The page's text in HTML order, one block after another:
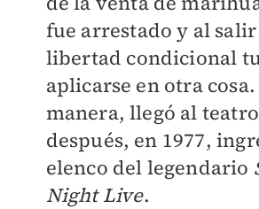
fue arrestado y al
libertad condicional
aplicarse en otra cosa.
manera, llegó al
después, en 1977,
elenco del legendario
Night Live.